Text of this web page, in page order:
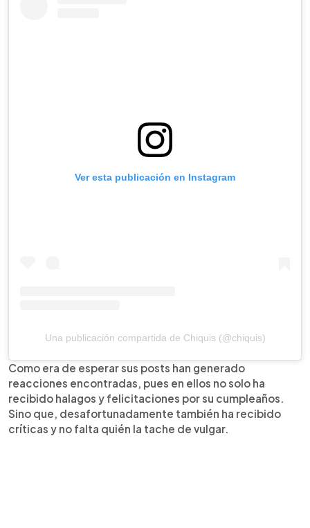
Ver esta publicación en Instagram
Una publicación compartida de Chiquis (@chiquis)
Como era de esperar sus posts han generado
reacciones encontradas, pues en ellos no solo ha
recibido halagos y felicitaciones por su cumpleaños.
Sino que, desafortunadamente también ha recibido
críticas y no falta quién la tache de vulgar.